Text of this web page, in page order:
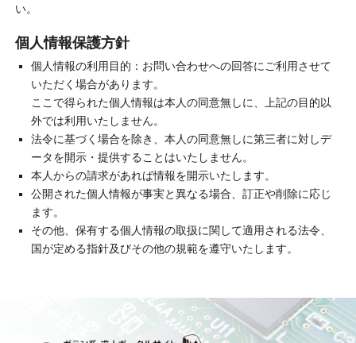
い。
個人情報保護方針
個人情報の利用目的：お問い合わせへの回答にご利用させて
いただく場合があります。
ここで得られた個人情報は本人の同意無しに、上記の目的以
外では利用いたしません。
法令に基づく場合を除き、本人の同意無しに第三者に対しデ
ータを開示・提供することはいたしません。
本人からの請求があれば情報を開示いたします。
公開された個人情報が事実と異なる場合、訂正や削除に応じ
ます。
その他、保有する個人情報の取扱に関して適用される法令、
国が定める指針及びその他の規範を遵守いたします。